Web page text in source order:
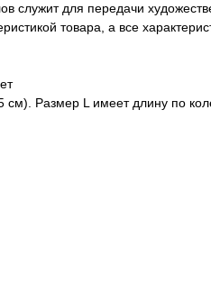
служит для передачи
товара, а все
Размер L имеет длину по